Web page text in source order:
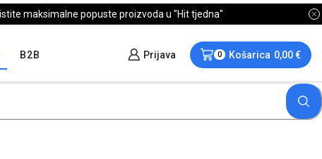
B2B Prijava 0 Košarica 0,00€